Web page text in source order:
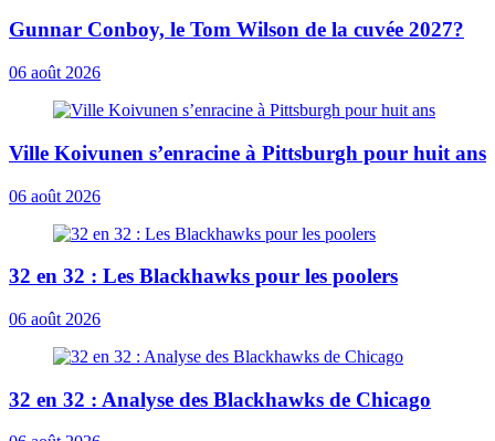
Gunnar Conboy, le Tom Wilson de la cuvée 2027?
06 août 2026
Ville Koivunen s’enracine à Pittsburgh pour huit ans
06 août 2026
32 en 32 : Les Blackhawks pour les poolers
06 août 2026
32 en 32 : Analyse des Blackhawks de Chicago